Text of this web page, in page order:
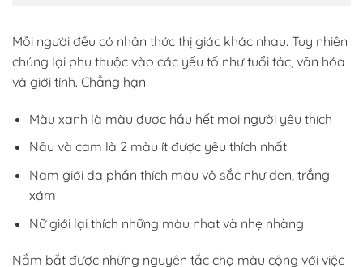
Mỗi người đều có nhận thức thị giác khác nhau. Tuy nhiên
chúng lại phụ thuộc vào các yếu tố như tuổi tác, văn hóa
và giới tính. Chẳng hạn
Màu xanh là màu được hầu hết mọi người yêu thích
Nâu và cam là 2 màu ít được yêu thích nhất
Nam giới đa phần thích màu vô sắc như đen, trắng
xám
Nữ giới lại thích những màu nhạt và nhẹ nhàng
Nắm bắt được những nguyên tắc chọ màu cộng với việc